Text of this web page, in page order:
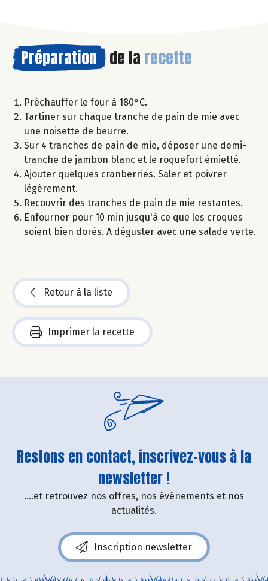
Préparation de la recette
Préchauffer le four à 180°C.
Tartiner sur chaque tranche de pain de mie avec
une noisette de beurre.
Sur 4 tranches de pain de mie, déposer une demi-
tranche de jambon blanc et le roquefort émietté.
Ajouter quelques cranberries. Saler et poivrer
légèrement.
Recouvrir des tranches de pain de mie restantes.
Enfourner pour 10 min jusqu'à ce que les croques
soient bien dorés. A déguster avec une salade verte.
Retour à la liste
Imprimer la recette
Restons en contact, inscrivez-vous à la
newsletter !
....et retrouvez nos offres, nos événements et nos
actualités.
Inscription newsletter